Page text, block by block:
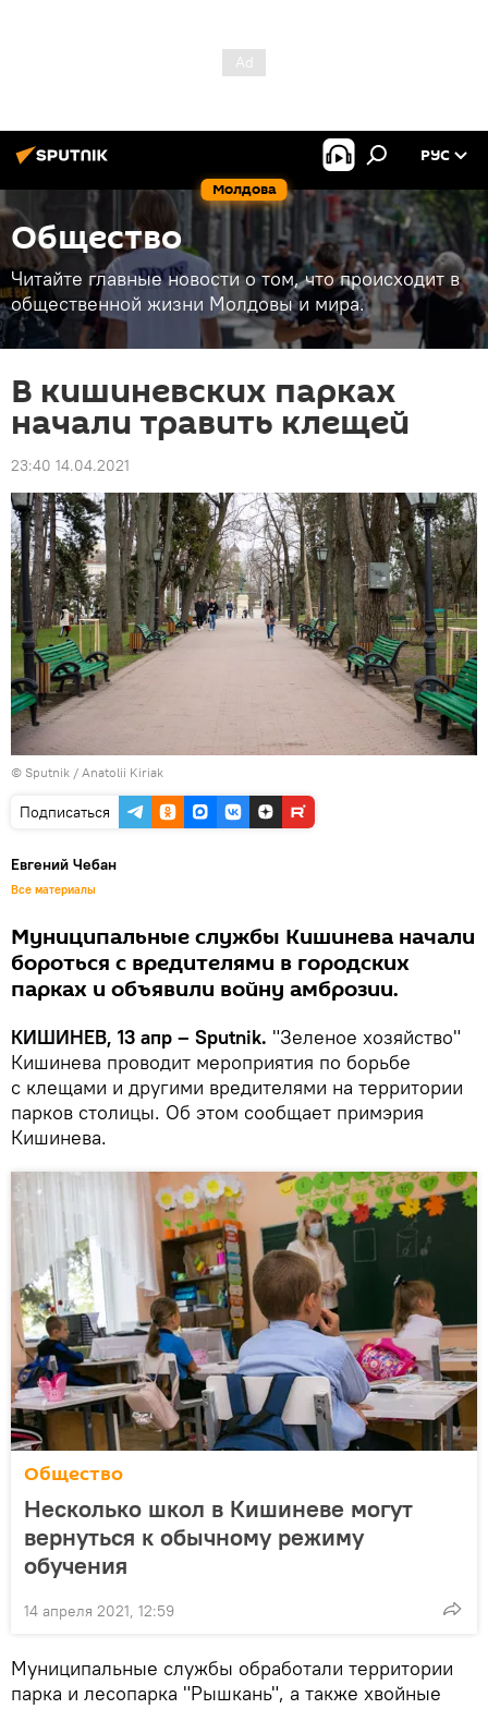
Молдова
РУС
Общество
Читайте главные новости о том, что происходит в
общественной жизни Молдовы и мира.
В кишиневских парках
начали травить клещей
23:40 14.04.2021
© Sputnik / Anatolii Kiriak
Подписаться
Евгений Чебан
Все материалы
Муниципальные службы Кишинева начали
бороться с вредителями в городских
парках и объявили войну амброзии.
КИШИНЕВ, 13 апр – Sputnik. "Зеленое хозяйство"
Кишинева проводит мероприятия по борьбе
с клещами и другими вредителями на территории
парков столицы. Об этом сообщает примэрия
Кишинева.
Общество
Несколько школ в Кишиневе могут
вернуться к обычному режиму
обучения
14 апреля 2021, 12:59
Муниципальные службы обработали территории
парка и лесопарка "Рышкань", а также хвойные